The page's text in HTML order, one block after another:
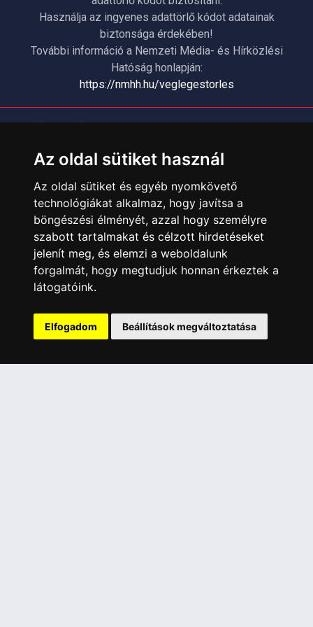
Az oldal sütiket használ
Az oldal sütiket és egyéb nyomkövető
technológiákat alkalmaz, hogy javítsa a
böngészési élményét, azzal hogy személyre
szabott tartalmakat és célzott hirdetéseket
jelenít meg, és elemzi a weboldalunk
forgalmát, hogy megtudjuk honnan érkeztek a
látogatóink.
Elfogadom Beállítások megváltoztatása
Használja az ingyenes adattörlő kódot adatainak
biztonsága érdekében!
További információ a Nemzeti Média- és Hírközlési
Hatóság honlapján:
https://nmhh.hu/veglegestorles
Garanciális Ügyintézés
Webszolgáltatás
Üzleteinkben az elektronikus fizetés mód kizárólag átutalással
érhető el, bankkártyás fizetésre nincs lehetőség.
INFORMÁCIÓK
Általános Szerződési Feltételek
Adatkezelési nyilatkozat
Rólunk
Szolgáltatásaink